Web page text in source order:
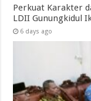
Perkuat Karakter
LDII Gunungkidul
6 days ago